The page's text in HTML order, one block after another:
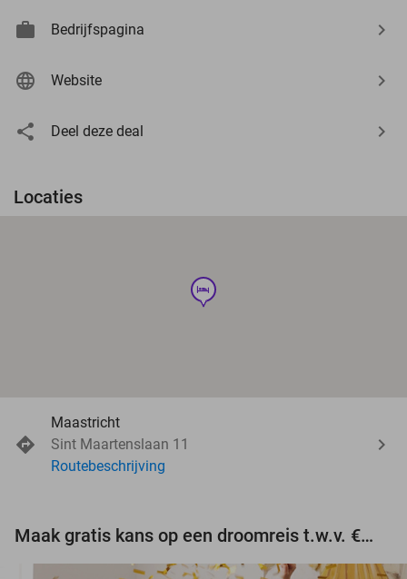
Bedrijfspagina
Website
Deel deze deal
Locaties
hotel
Maastricht
Sint Maartenslaan 11
Routebeschrijving
Maak gratis kans op een droomreis t.w.v. €3.000!